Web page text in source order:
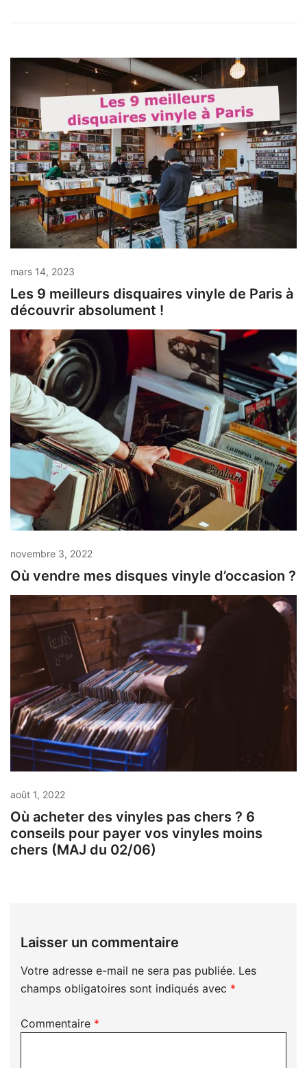
mars 14, 2023
Les 9 meilleurs disquaires vinyle de Paris à
découvrir absolument !
novembre 3, 2022
Où vendre mes disques vinyle d’occasion ?
août 1, 2022
Où acheter des vinyles pas chers ? 6
conseils pour payer vos vinyles moins
chers (MAJ du 02/06)
Laisser un commentaire
Votre adresse e-mail ne sera pas publiée. Les
champs obligatoires sont indiqués avec *
Commentaire *